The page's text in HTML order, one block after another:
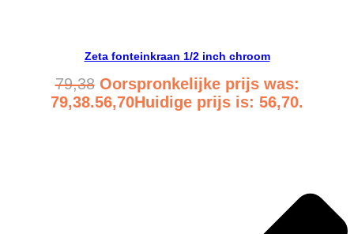
Zeta fonteinkraan 1/2 inch chroom
79,38 Oorspronkelijke prijs was:
79,38.56,70Huidige prijs is: 56,70.